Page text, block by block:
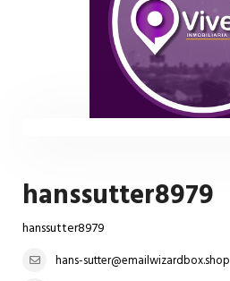
hanssutter8979
hanssutter8979
hans-sutter@emailwizardbox.shop